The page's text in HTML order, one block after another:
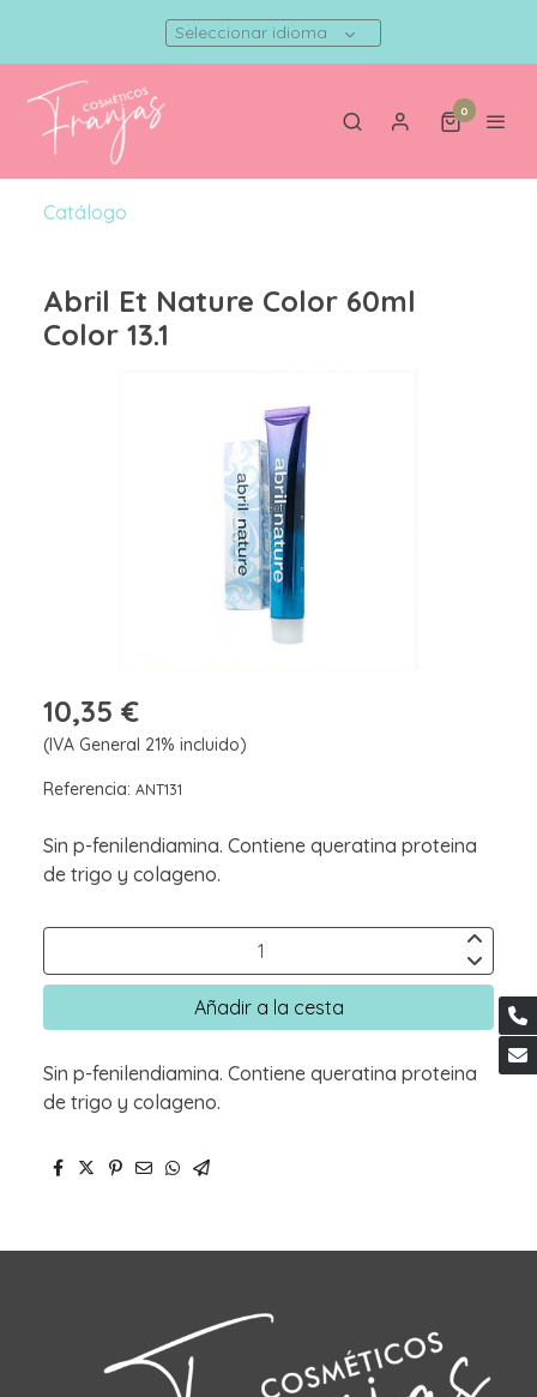
Seleccionar idioma
0
Catálogo
Abril Et Nature Color 60ml
Color 13.1
10,35 €
(IVA General 21% incluido)
Referencia: ANT131
Sin p-fenilendiamina. Contiene queratina proteina
de trigo y colageno.
Añadir a la cesta
Sin p-fenilendiamina. Contiene queratina proteina
de trigo y colageno.